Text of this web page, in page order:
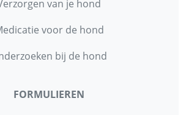
van je hond
voor de hond
bij de hond
FORMULIEREN